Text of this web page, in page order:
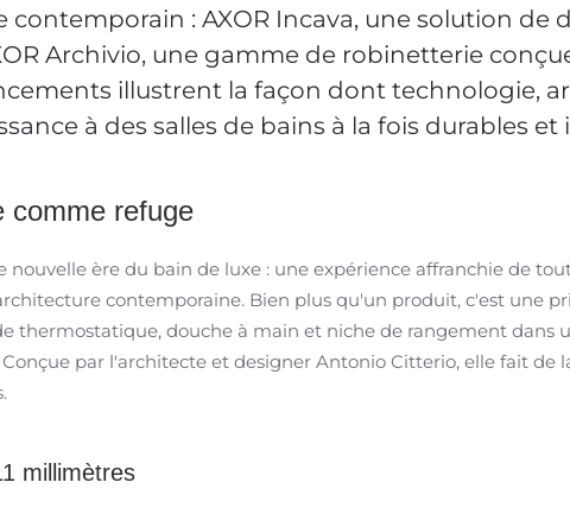
contemporain : AXOR Incava, une solution de
Archivio, une gamme de robinetterie
illustrent la façon dont technologie,
à des salles de bains à la fois durables et
comme refuge
nouvelle ère du bain de luxe : une expérience affranchie de
contemporaine. Bien plus qu'un produit, c'est une
thermostatique, douche à main et niche de rangement dans
par l'architecte et designer Antonio Citterio, elle fait de
millimètres